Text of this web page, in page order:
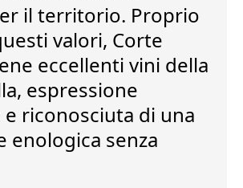
il territorio. Proprio
valori, Corte
eccellenti vini della
espressione
riconosciuta di una
enologica senza